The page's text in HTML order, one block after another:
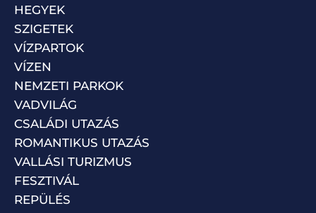
HEGYEK
SZIGETEK
VÍZPARTOK
VÍZEN
NEMZETI PARKOK
VADVILÁG
CSALÁDI UTAZÁS
ROMANTIKUS UTAZÁS
VALLÁSI TURIZMUS
FESZTIVÁL
REPÜLÉS